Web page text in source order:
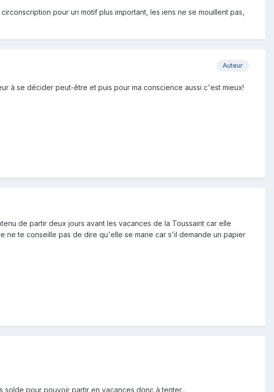
pour un motif plus important, les iens ne se mouillent pas,
Auteur
à se décider peut-être et puis pour ma conscience aussi c'est mieux!
de partir deux jours avant les vacances de la Toussaint car elle
ne te conseille pas de dire qu'elle se marie car s'il demande un papier
pour pouvoir partir en vacances donc à tenter...